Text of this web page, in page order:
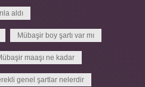
aldı
Mübaşir boy şartı var mı
maaşı ne kadar
genel şartlar nelerdir